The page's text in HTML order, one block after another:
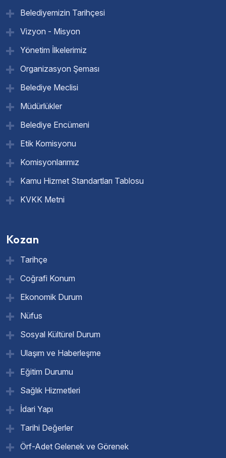
Belediyemizin Tarihçesi
Vizyon - Misyon
Yönetim İlkelerimiz
Organizasyon Şeması
Belediye Meclisi
Müdürlükler
Belediye Encümeni
Etik Komisyonu
Komisyonlarımız
Kamu Hizmet Standartları Tablosu
KVKK Metni
Kozan
Tarihçe
Coğrafi Konum
Ekonomik Durum
Nüfus
Sosyal Kültürel Durum
Ulaşım ve Haberleşme
Eğitim Durumu
Sağlık Hizmetleri
İdari Yapı
Tarihi Değerler
Örf-Adet Gelenek ve Görenek